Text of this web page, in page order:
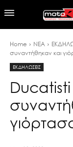
Home ΝΕΑ
συναντήθηκαν και
ΕΚΔΗΛΩΣΕΙΣ